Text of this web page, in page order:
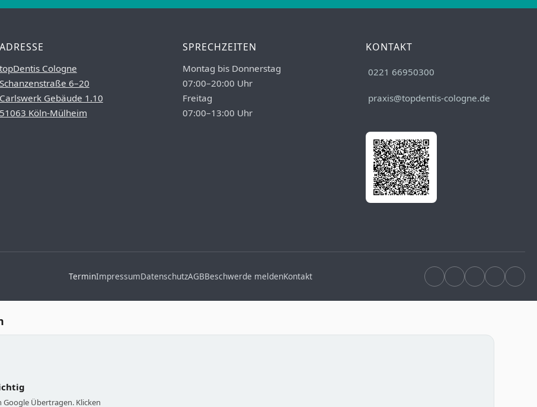
ADRESSE
topDentis Cologne
Schanzenstraße 6–20
Carlswerk Gebäude 1.10
51063 Köln-Mülheim
SPRECHZEITEN
Montag bis Donnerstag
07:00–20:00 Uhr
Freitag
07:00–13:00 Uhr
KONTAKT
0221 66950300
praxis@topdentis-cologne.de
TerminImpressumDatenschutzAGBBeschwerde meldenKontakt
Google Übertragen. Klicken